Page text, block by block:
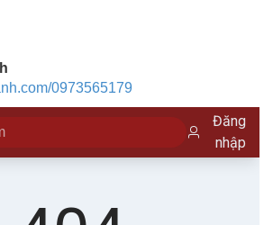
0973565179